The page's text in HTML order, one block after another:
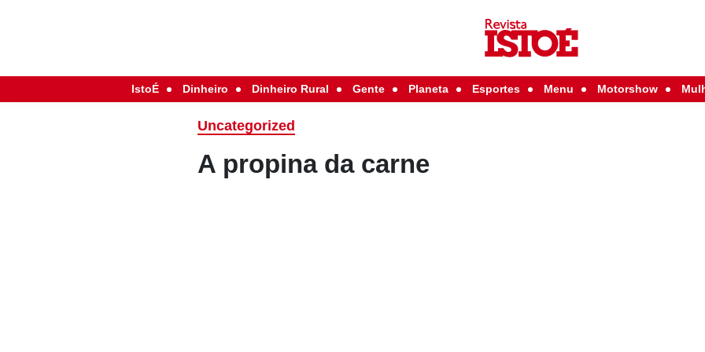
IstoÉ Dinheiro Dinheiro Rural Gente Planeta Esportes Menu Motorshow
Uncategorized
A propina da carne